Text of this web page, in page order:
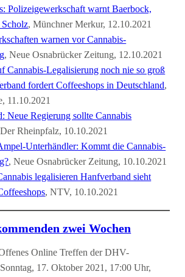
Polizeigewerkschaft warnt Baerbock,
, Münchner Merkur, 12.10.2021
warnen vor Cannabis-
, Neue Osnabrücker Zeitung, 12.10.2021
Cannabis-Legalisierung noch nie so groß
fordert Coffeeshops in Deutschland,
11.10.2021
Neue Regierung sollte Cannabis
Rheinpfalz, 10.10.2021
Unterhändler: Kommt die Cannabis-
, Neue Osnabrücker Zeitung, 10.10.2021
legalisieren Hanfverband sieht
, NTV, 10.10.2021
zwei Wochen
Online Treffen der DHV-
17. Oktober 2021, 17:00 Uhr,